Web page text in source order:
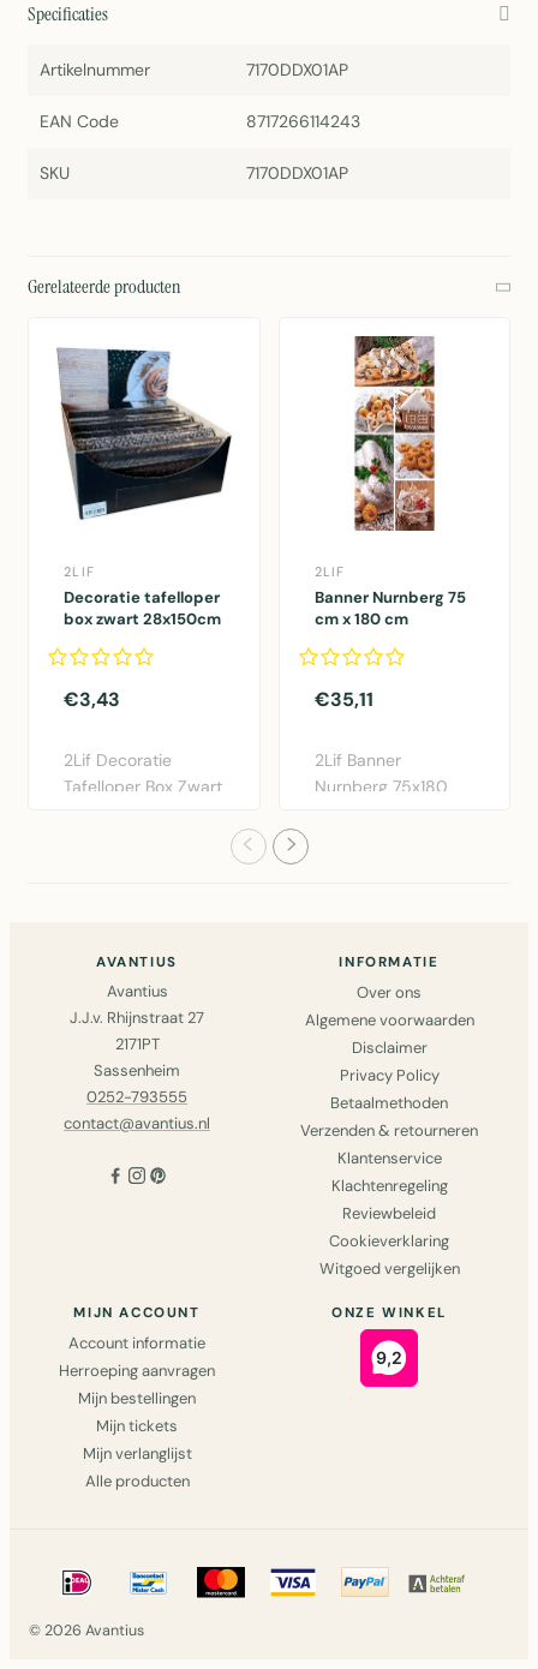
Specificaties
Artikelnummer 7170DDX01AP
EAN Code 8717266114243
SKU 7170DDX01AP
Gerelateerde producten
2LIF
Decoratie tafelloper
box zwart 28x150cm
€3,43
2Lif Decoratie
Tafelloper Box Zwart
2LIF
Banner Nurnberg 75
cm x 180 cm
€35,11
2Lif Banner
Nurnberg 75x180
AVANTIUS
Avantius
J.J.v. Rhijnstraat 27
2171PT
Sassenheim
0252-793555
contact@avantius.nl
INFORMATIE
Over ons
Algemene voorwaarden
Disclaimer
Privacy Policy
Betaalmethoden
Verzenden & retourneren
Klantenservice
Klachtenregeling
Reviewbeleid
Cookieverklaring
Witgoed vergelijken
MIJN ACCOUNT
Account informatie
Herroeping aanvragen
Mijn bestellingen
Mijn tickets
Mijn verlanglijst
Alle producten
ONZE WINKEL
© 2026 Avantius